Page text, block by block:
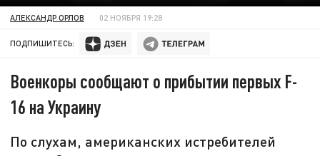
АЛЕКСАНДР ОРЛОВ 02 НОЯБРЯ 19:28
ПОДПИШИТЕСЬ:
Военкоры сообщают о прибытии первых F-
16 на Украину
По слухам, американских истребителей